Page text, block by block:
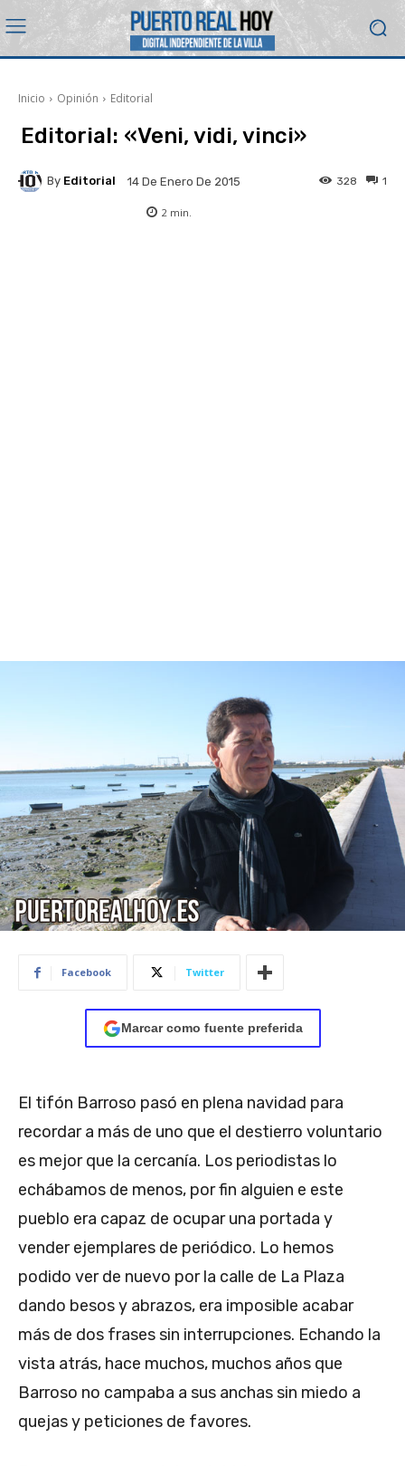
Inicio Opinión Editorial
Editorial: «Veni, vidi, vinci»
By Editorial 14 De Enero De 2015 1
328
2 min.
Facebook Twitter
Marcar como fuente preferida
El tifón Barroso pasó en plena navidad para
recordar a más de uno que el destierro voluntario
es mejor que la cercanía. Los periodistas lo
echábamos de menos, por fin alguien e este
pueblo era capaz de ocupar una portada y
vender ejemplares de periódico. Lo hemos
podido ver de nuevo por la calle de La Plaza
dando besos y abrazos, era imposible acabar
más de dos frases sin interrupciones. Echando la
vista atrás, hace muchos, muchos años que
Barroso no campaba a sus anchas sin miedo a
quejas y peticiones de favores.